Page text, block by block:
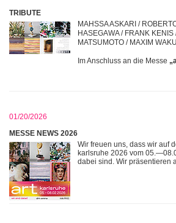
TRIBUTE
MAHSSA ASKARI /
HASEGAWA / FRANK
MATSUMOTO / MAXIM
Im Anschluss an die Messe
01/20/2026
MESSE NEWS 2026
Wir freuen uns, dass wir auf
karlsruhe 2026 vom
dabei sind. Wir präsentieren